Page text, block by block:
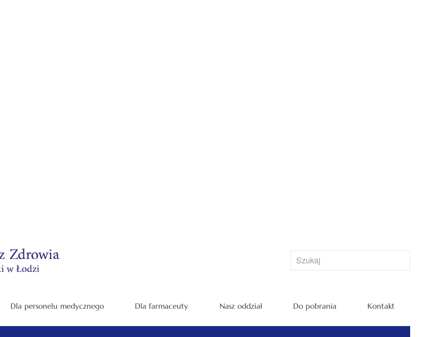
Dla personelu medycznego Dla farmaceuty Nasz oddział Do pobrania Kontakt